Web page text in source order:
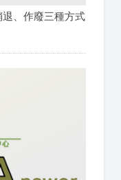
、作廢三種方式